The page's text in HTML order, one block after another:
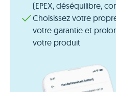
(EPEX, déséquilibre,
Choisissez votre
votre garantie et
votre produit